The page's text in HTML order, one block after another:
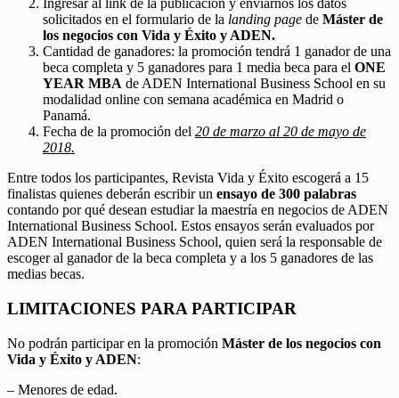
Ingresar al link de la publicación y enviarnos los datos
solicitados en el formulario de la landing page de Máster de
los negocios con Vida y Éxito y ADEN.
Cantidad de ganadores: la promoción tendrá 1 ganador de una
beca completa y 5 ganadores para 1 media beca para el ONE
YEAR MBA de ADEN International Business School en su
modalidad online con semana académica en Madrid o
Panamá.
Fecha de la promoción del 20 de marzo al 20 de mayo de
2018.
Entre todos los participantes, Revista Vida y Éxito escogerá a 15
finalistas quienes deberán escribir un ensayo de 300 palabras
contando por qué desean estudiar la maestría en negocios de ADEN
International Business School. Estos ensayos serán evaluados por
ADEN International Business School, quien será la responsable de
escoger al ganador de la beca completa y a los 5 ganadores de las
medias becas.
LIMITACIONES PARA PARTICIPAR
No podrán participar en la promoción Máster de los negocios con
Vida y Éxito y ADEN:
– Menores de edad.